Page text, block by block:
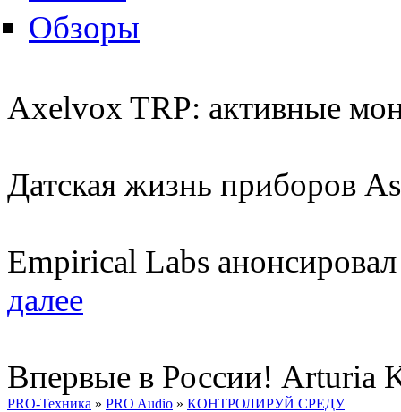
Обзоры
Axelvox TRP: активные
Датская жизнь приборов
Empirical Labs
далее
Впервые в России! Arturia
PRO-Техника » PRO Audio » КОНТРОЛИРУЙ СРЕДУ